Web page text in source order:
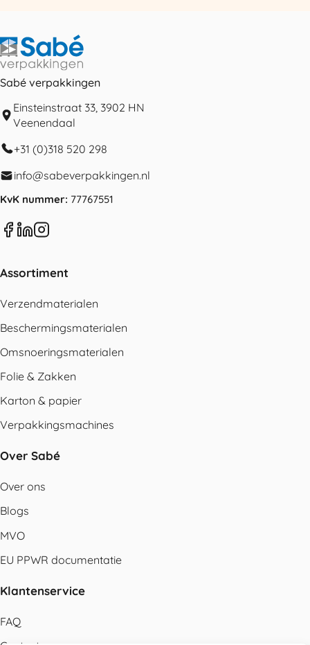
Sabé verpakkingen
Einsteinstraat 33, 3902 HN
Veenendaal
+31 (0)318 520 298
info@sabeverpakkingen.nl
KvK nummer: 77767551
Assortiment
Verzendmaterialen
Beschermingsmaterialen
Omsnoeringsmaterialen
Folie & Zakken
Karton & papier
Verpakkingsmachines
Over Sabé
Over ons
Blogs
MVO
EU PPWR documentatie
Klantenservice
FAQ